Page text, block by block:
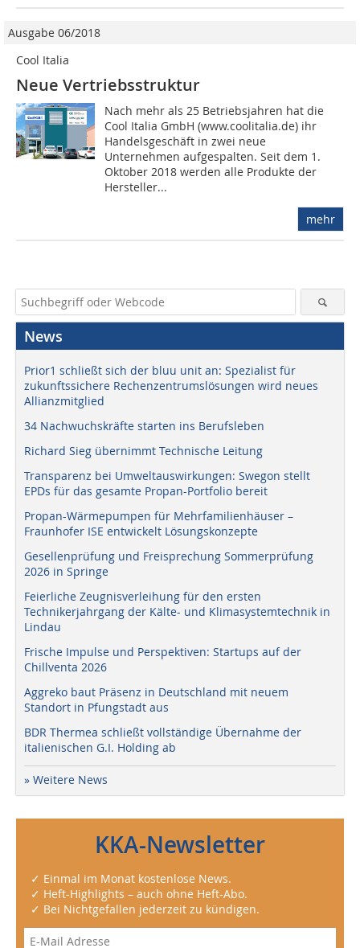
Ausgabe 06/2018
Cool Italia
Neue Vertriebsstruktur
Nach mehr als 25 Betriebsjahren hat die
Cool Italia GmbH (www.coolitalia.de) ihr
Handelsgeschäft in zwei neue
Unternehmen aufgespalten. Seit dem 1.
Oktober 2018 werden alle Produkte der
Hersteller...
mehr
News
Prior1 schließt sich der bluu unit an: Spezialist für
zukunftssichere Rechenzentrumslösungen wird neues
Allianzmitglied
34 Nachwuchskräfte starten ins Berufsleben
Richard Sieg übernimmt Technische Leitung
Transparenz bei Umweltauswirkungen: Swegon stellt
EPDs für das gesamte Propan-Portfolio bereit
Propan-Wärmepumpen für Mehrfamilienhäuser –
Fraunhofer ISE entwickelt Lösungskonzepte
Gesellenprüfung und Freisprechung Sommerprüfung
2026 in Springe
Feierliche Zeugnisverleihung für den ersten
Technikerjahrgang der Kälte- und Klimasystemtechnik in
Lindau
Frische Impulse und Perspektiven: Startups auf der
Chillventa 2026
Aggreko baut Präsenz in Deutschland mit neuem
Standort in Pfungstadt aus
BDR Thermea schließt vollständige Übernahme der
italienischen G.I. Holding ab
» Weitere News
KKA-Newsletter
✓ Einmal im Monat kostenlose News.
✓ Heft-Highlights – auch ohne Heft-Abo.
✓ Bei Nichtgefallen jederzeit zu kündigen.